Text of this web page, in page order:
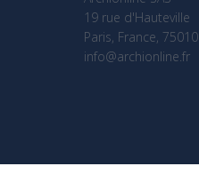
19 rue d'Hauteville
Paris, France, 75010
info@archionline.fr